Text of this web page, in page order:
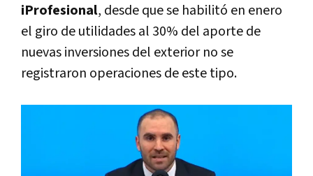
iProfesional, desde que se habilitó en enero
el giro de utilidades al 30% del aporte de
nuevas inversiones del exterior no se
registraron operaciones de este tipo.